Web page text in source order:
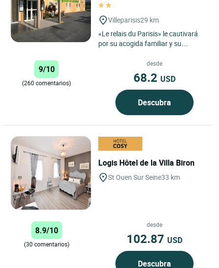
Villeparisis29 km
«Le relais du Parisis» le cautivará
por su acogida familiar y su
verdadero descanso....
9/10
(260 comentarios)
desde
68.2 USD
Descubra
Logis Hôtel de la Villa Biron
St Ouen Sur Seine33 km
8.9/10
(30 comentarios)
desde
102.87 USD
Descubra